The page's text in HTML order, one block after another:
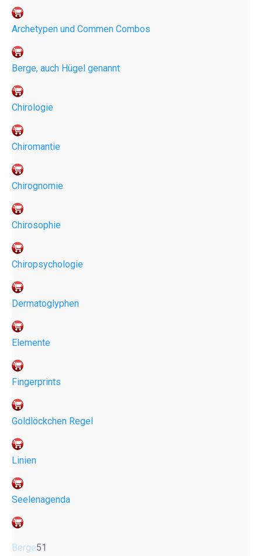
Archetypen und Commen Combos
Berge, auch Hügel genannt
Chirologie
Chiromantie
Chirognomie
Chirosophie
Chiropsychologie
Dermatoglyphen
Elemente
Fingerprints
Goldlöckchen Regel
Linien
Seelenagenda
Berge51